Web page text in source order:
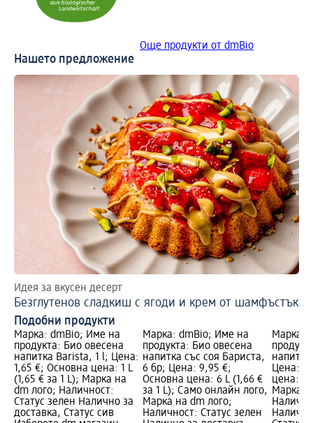
Още продукти от dmBio
Нашето предложение
Идея за вкусен десерт
Безглутенов сладкиш с ягоди и крем от шамфъстък
Подобни продукти
Марка: dmBio; Име на
продукта: Био овесена
напитка Barista, 1 l; Цена:
1,65 €; Основна цена: 1 L
(1,65 € за 1 L); Марка на
dm лого; Наличност:
Статус зелен Налично за
доставка, Статус сив
Марка: dmBio; Име на
продукта: Био овесена
напитка със соя Бариста,
6 бр; Цена: 9,95 €;
Основна цена: 6 L (1,66 €
за 1 L); Само онлайн лого,
Марка на dm лого;
Наличност: Статус зелен
Марка:
Цена:
цена: 1
Марка